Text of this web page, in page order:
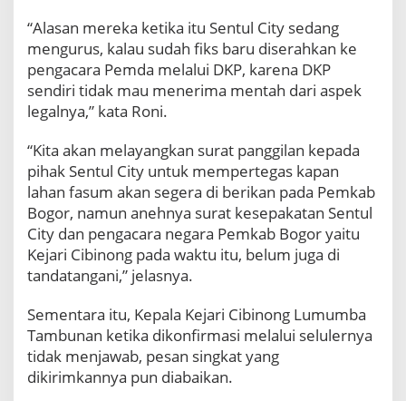
“Alasan mereka ketika itu Sentul City sedang
mengurus, kalau sudah fiks baru diserahkan ke
pengacara Pemda melalui DKP, karena DKP
sendiri tidak mau menerima mentah dari aspek
legalnya,” kata Roni.
“Kita akan melayangkan surat panggilan kepada
pihak Sentul City untuk mempertegas kapan
lahan fasum akan segera di berikan pada Pemkab
Bogor, namun anehnya surat kesepakatan Sentul
City dan pengacara negara Pemkab Bogor yaitu
Kejari Cibinong pada waktu itu, belum juga di
tandatangani,” jelasnya.
Sementara itu, Kepala Kejari Cibinong Lumumba
Tambunan ketika dikonfirmasi melalui selulernya
tidak menjawab, pesan singkat yang
dikirimkannya pun diabaikan.